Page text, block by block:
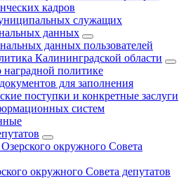
кадров
служащих
данных
данных пользователей
Калининградской области
политике
для заполнения
поступки и конкретные заслуги
систем
окружного Совета
окружного Совета депутатов